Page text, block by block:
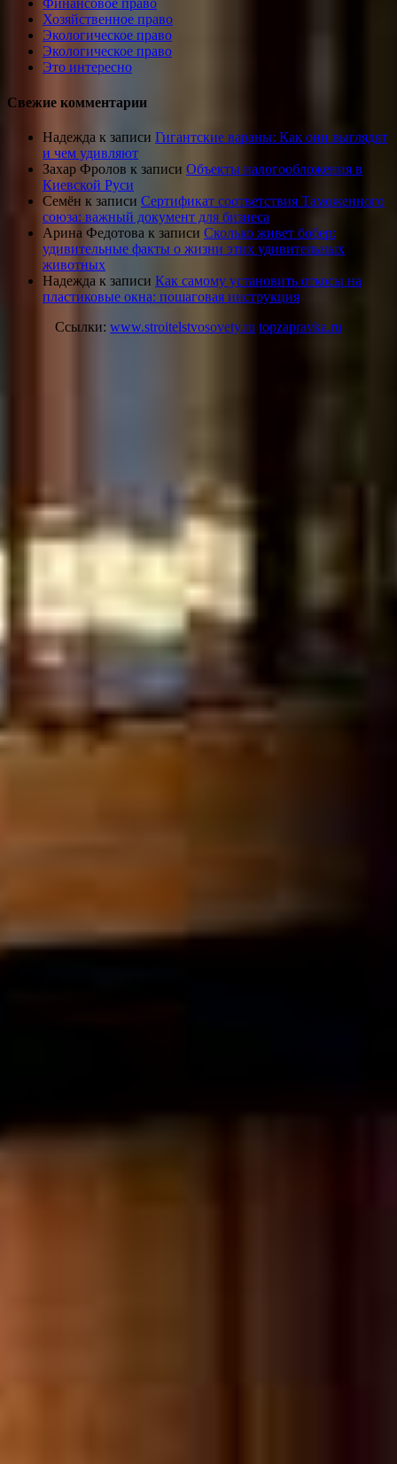
Финансовое право
Хозяйственное право
Экологическое право
Экологическое право
Это интересно
Свежие комментарии
Надежда к записи Гигантские вараны: Как они выглядят
и чем удивляют
Захар Фролов к записи Объекты налогообложения в
Киевской Руси
Семён к записи Сертификат соответствия Таможенного
союза: важный документ для бизнеса
Арина Федотова к записи Сколько живет бобер:
удивительные факты о жизни этих удивительных
животных
Надежда к записи Как самому установить откосы на
пластиковые окна: пошаговая инструкция
Ссылки: www.stroitelstvosovety.ru topzapravka.ru